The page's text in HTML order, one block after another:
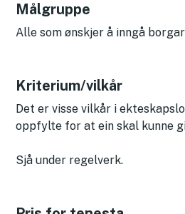
Målgruppe
Alle som ønskjer å inngå
Kriterium/vilkår
Det er visse vilkår i
oppfylte for at ein skal kunne
Sjå under regelverk.